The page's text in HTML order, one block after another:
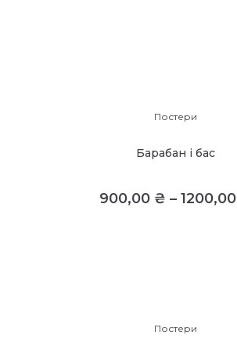
Постери
Барабан і бас
900,00 ₴ – 1200,00
Постери